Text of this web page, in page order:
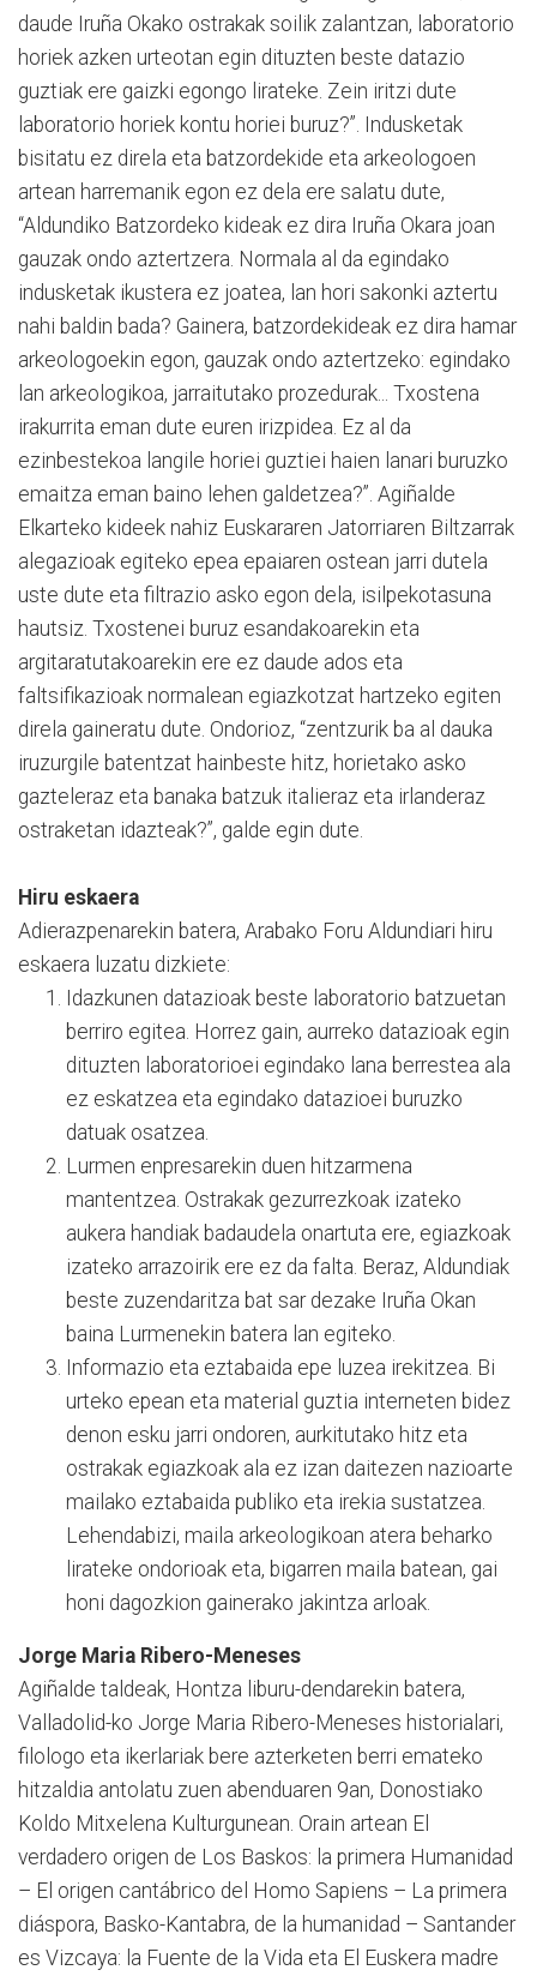
daude Iruña Okako ostrakak soilik zalantzan, laboratorio
horiek azken urteotan egin dituzten beste datazio
guztiak ere gaizki egongo lirateke. Zein iritzi dute
laboratorio horiek kontu horiei buruz?”. Indusketak
bisitatu ez direla eta batzordekide eta arkeologoen
artean harremanik egon ez dela ere salatu dute,
“Aldundiko Batzordeko kideak ez dira Iruña Okara joan
gauzak ondo aztertzera. Normala al da egindako
indusketak ikustera ez joatea, lan hori sakonki aztertu
nahi baldin bada? Gainera, batzordekideak ez dira hamar
arkeologoekin egon, gauzak ondo aztertzeko: egindako
lan arkeologikoa, jarraitutako prozedurak... Txostena
irakurrita eman dute euren irizpidea. Ez al da
ezinbestekoa langile horiei guztiei haien lanari buruzko
emaitza eman baino lehen galdetzea?”. Agiñalde
Elkarteko kideek nahiz Euskararen Jatorriaren Biltzarrak
alegazioak egiteko epea epaiaren ostean jarri dutela
uste dute eta filtrazio asko egon dela, isilpekotasuna
hautsiz. Txostenei buruz esandakoarekin eta
argitaratutakoarekin ere ez daude ados eta
faltsifikazioak normalean egiazkotzat hartzeko egiten
direla gaineratu dute. Ondorioz, “zentzurik ba al dauka
iruzurgile batentzat hainbeste hitz, horietako asko
gazteleraz eta banaka batzuk italieraz eta irlanderaz
ostraketan idazteak?”, galde egin dute.
Hiru eskaera
Adierazpenarekin batera, Arabako Foru Aldundiari hiru
eskaera luzatu dizkiete:
Idazkunen datazioak beste laboratorio batzuetan
berriro egitea. Horrez gain, aurreko datazioak egin
dituzten laboratorioei egindako lana berrestea ala
ez eskatzea eta egindako datazioei buruzko
datuak osatzea.
Lurmen enpresarekin duen hitzarmena
mantentzea. Ostrakak gezurrezkoak izateko
aukera handiak badaudela onartuta ere, egiazkoak
izateko arrazoirik ere ez da falta. Beraz, Aldundiak
beste zuzendaritza bat sar dezake Iruña Okan
baina Lurmenekin batera lan egiteko.
Informazio eta eztabaida epe luzea irekitzea. Bi
urteko epean eta material guztia interneten bidez
denon esku jarri ondoren, aurkitutako hitz eta
ostrakak egiazkoak ala ez izan daitezen nazioarte
mailako eztabaida publiko eta irekia sustatzea.
Lehendabizi, maila arkeologikoan atera beharko
lirateke ondorioak eta, bigarren maila batean, gai
honi dagozkion gainerako jakintza arloak.
Jorge Maria Ribero-Meneses
Agiñalde taldeak, Hontza liburu-dendarekin batera,
Valladolid-ko Jorge Maria Ribero-Meneses historialari,
filologo eta ikerlariak bere azterketen berri emateko
hitzaldia antolatu zuen abenduaren 9an, Donostiako
Koldo Mitxelena Kulturgunean. Orain artean El
verdadero origen de Los Baskos: la primera Humanidad
– El origen cantábrico del Homo Sapiens – La primera
diáspora, Basko-Kantabra, de la humanidad – Santander
es Vizcaya: la Fuente de la Vida eta El Euskera madre